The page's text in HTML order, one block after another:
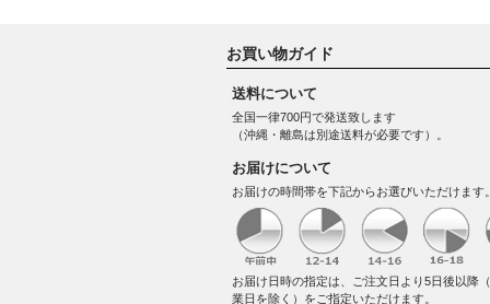
お買い物ガイド
送料について
全国一律700円で発送致します
（沖縄・離島は別途送料が必要です）。
お届けについて
お届けの時間帯を下記からお選びいただけます
お届け日時の指定は、ご注文日より5日後以降
業日を除く）をご指定いただけます。